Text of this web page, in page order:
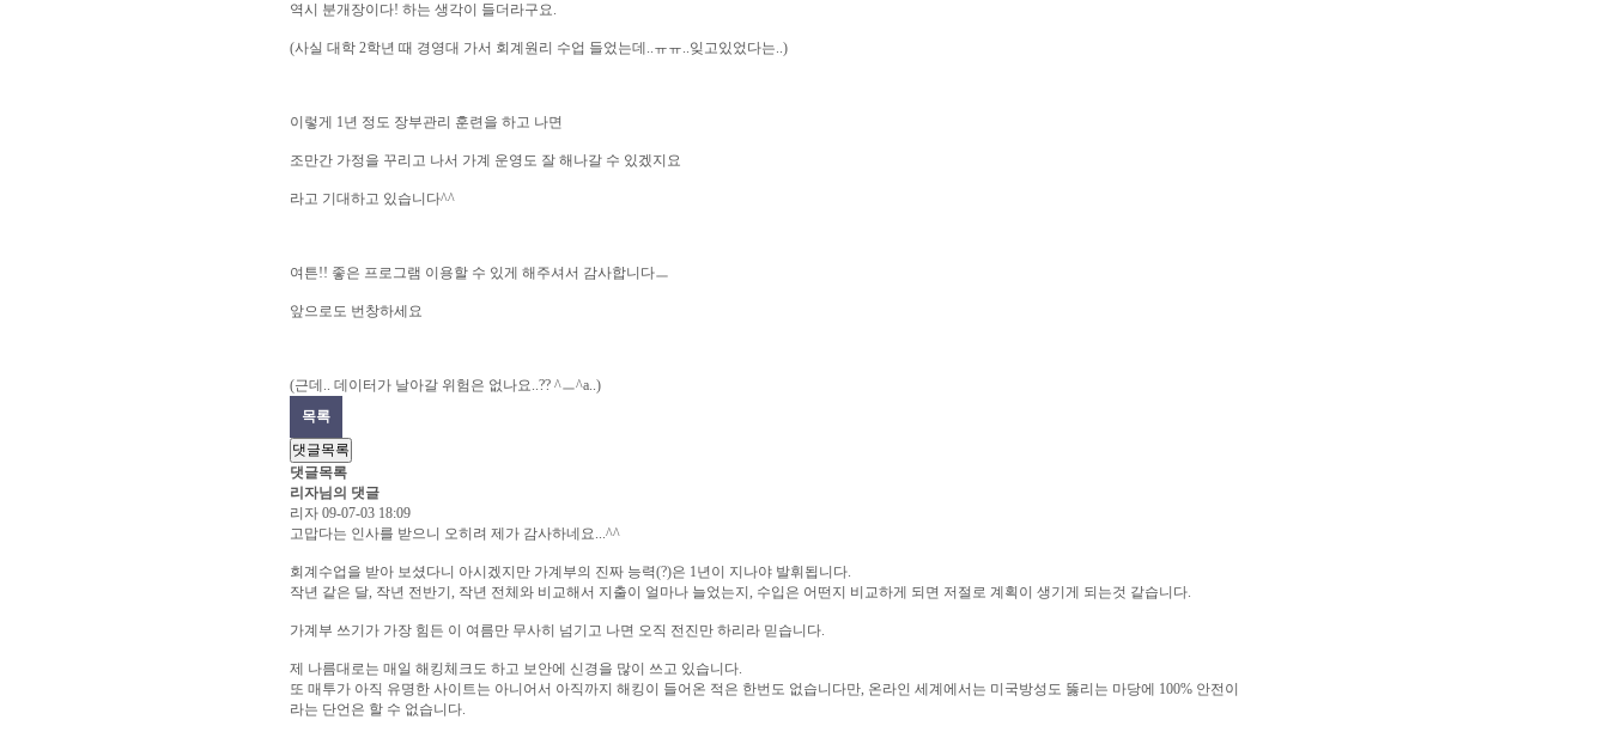
역시 분개장이다! 하는 생각이 들더라구요.
(사실 대학 2학년 때 경영대 가서 회계원리 수업 들었는데..ㅠㅠ..잊고있었다는..)
이렇게 1년 정도 장부관리 훈련을 하고 나면
조만간 가정을 꾸리고 나서 가계 운영도 잘 해나갈 수 있겠지요
라고 기대하고 있습니다^^
여튼!! 좋은 프로그램 이용할 수 있게 해주셔서 감사합니다ㅡ
앞으로도 번창하세요
(근데.. 데이터가 날아갈 위험은 없나요..?? ^ㅡ^a..)
목록
댓글목록
댓글목록
리자님의 댓글
리자 09-07-03 18:09
고맙다는 인사를 받으니 오히려 제가 감사하네요...^^
회계수업을 받아 보셨다니 아시겠지만 가계부의 진짜 능력(?)은 1년이 지나야 발휘됩니다.
작년 같은 달, 작년 전반기, 작년 전체와 비교해서 지출이 얼마나 늘었는지, 수입은 어떤지 비교하게 되면 저절로 계획이 생기게 되는것 같습니다.
가계부 쓰기가 가장 힘든 이 여름만 무사히 넘기고 나면 오직 전진만 하리라 믿습니다.
제 나름대로는 매일 해킹체크도 하고 보안에 신경을 많이 쓰고 있습니다.
또 매투가 아직 유명한 사이트는 아니어서 아직까지 해킹이 들어온 적은 한번도 없습니다만, 온라인 세계에서는 미국방성도 뚫리는 마당에 100% 안전이
라는 단언은 할 수 없습니다.